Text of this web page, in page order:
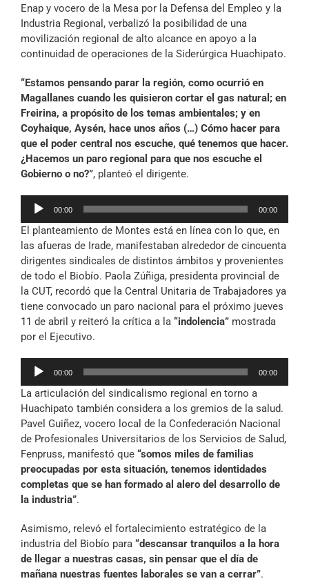
Enap y vocero de la Mesa por la Defensa del Empleo y la
Industria Regional, verbalizó la posibilidad de una
movilización regional de alto alcance en apoyo a la
continuidad de operaciones de la Siderúrgica Huachipato.
“Estamos pensando parar la región, como ocurrió en
Magallanes cuando les quisieron cortar el gas natural; en
Freirina, a propósito de los temas ambientales; y en
Coyhaique, Aysén, hace unos años (…) Cómo hacer para
que el poder central nos escuche, qué tenemos que hacer.
¿Hacemos un paro regional para que nos escuche el
Gobierno o no?”, planteó el dirigente.
Reproductor
audio
00:00 00:00
El planteamiento de Montes está en línea con lo que, en
las afueras de Irade, manifestaban alrededor de cincuenta
dirigentes sindicales de distintos ámbitos y provenientes
de todo el Biobío. Paola Zúñiga, presidenta provincial de
la CUT, recordó que la Central Unitaria de Trabajadores ya
tiene convocado un paro nacional para el próximo jueves
11 de abril y reiteró la crítica a la “indolencia” mostrada
por el Ejecutivo.
Reproductor
audio
00:00 00:00
La articulación del sindicalismo regional en torno a
Huachipato también considera a los gremios de la salud.
Pavel Guiñez, vocero local de la Confederación Nacional
de Profesionales Universitarios de los Servicios de Salud,
Fenpruss, manifestó que “somos miles de familias
preocupadas por esta situación, tenemos identidades
completas que se han formado al alero del desarrollo de
la industria”.
Asimismo, relevó el fortalecimiento estratégico de la
industria del Biobío para “descansar tranquilos a la hora
de llegar a nuestras casas, sin pensar que el día de
mañana nuestras fuentes laborales se van a cerrar”.